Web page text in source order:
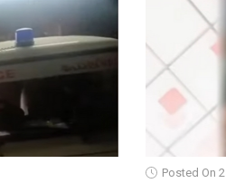
Posted On